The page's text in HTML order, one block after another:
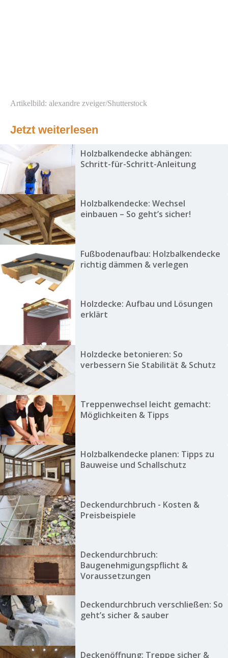
Artikelbild: alexandre zveiger/Shutterstock
Jetzt weiterlesen
Holzbalkendecke abhängen:
Schritt-für-Schritt-Anleitung
Holzbalkendecke: Wechsel
einbauen – So geht’s sicher!
Fußbodenaufbau: Holzbalkendecke
richtig dämmen & verlegen
Holzdecke: Aufbau und Lösungen
erklärt
Holzdecke betonieren: So
verbessern Sie Stabilität & Schutz
Treppenwechsel leicht gemacht:
Möglichkeiten & Tipps
Holzbalkendecke planen: Tipps zu
Bauweise und Schallschutz
Deckendurchbruch - Kosten &
Preisbeispiele
Deckendurchbruch:
Baugenehmigungspflicht &
Voraussetzungen
Deckendurchbruch verschließen: So
geht’s sicher & sauber
Deckenöffnung: Treppe sicher &